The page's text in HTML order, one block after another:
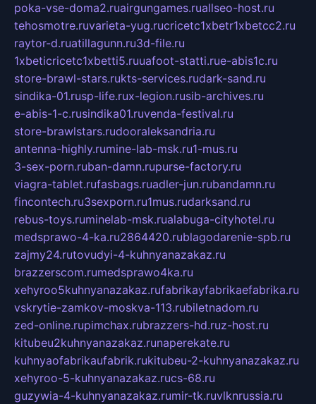
poka-vse-doma2.ruairgungames.ruallseo-host.ru
tehosmotre.ruvarieta-yug.rucricetc1xbetr1xbetcc2.ru
raytor-d.ruatillagunn.ru3d-file.ru
1xbeticricetc1xbetti5.ruuafoot-statti.rue-abis1c.ru
store-brawl-stars.rukts-services.rudark-sand.ru
sindika-01.rusp-life.rux-legion.rusib-archives.ru
e-abis-1-c.rusindika01.ruvenda-festival.ru
store-brawlstars.rudooraleksandria.ru
antenna-highly.rumine-lab-msk.ru1-mus.ru
3-sex-porn.ruban-damn.rupurse-factory.ru
viagra-tablet.rufasbags.ruadler-jun.rubandamn.ru
fincontech.ru3sexporn.ru1mus.rudarksand.ru
rebus-toys.ruminelab-msk.rualabuga-cityhotel.ru
medsprawo-4-ka.ru2864420.rublagodarenie-spb.ru
zajmy24.rutovudyi-4-kuhnyanazakaz.ru
brazzerscom.rumedsprawo4ka.ru
xehyroo5kuhnyanazakaz.rufabrikayfabrikaefabrika.ru
vskrytie-zamkov-moskva-113.rubiletnadom.ru
zed-online.rupimchax.rubrazzers-hd.ruz-host.ru
kitubeu2kuhnyanazakaz.runaperekate.ru
kuhnyaofabrikaufabrik.rukitubeu-2-kuhnyanazakaz.ru
xehyroo-5-kuhnyanazakaz.rucs-68.ru
guzywia-4-kuhnyanazakaz.rumir-tk.ruvlknrussia.ru